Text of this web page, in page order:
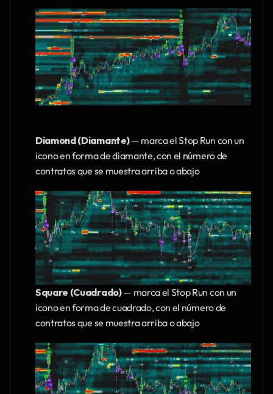
Diamond (Diamante) — marca el Stop Run con un
icono en forma de diamante, con el número de
contratos que se muestra arriba o abajo
Square (Cuadrado) — marca el Stop Run con un
icono en forma de cuadrado, con el número de
contratos que se muestra arriba o abajo